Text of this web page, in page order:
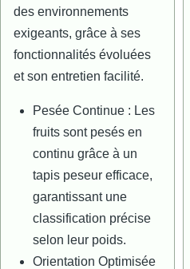
des environnements
exigeants, grâce à ses
fonctionnalités évoluées
et son entretien facilité.
Pesée Continue : Les
fruits sont pesés en
continu grâce à un
tapis peseur efficace,
garantissant une
classification précise
selon leur poids.
Orientation Optimisée